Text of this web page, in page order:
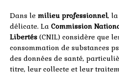
Dans le milieu professionnel,
délicate. La Commission
Libertés (CNIL) considère que
consommation de substances
des données de santé,
titre, leur collecte et leur